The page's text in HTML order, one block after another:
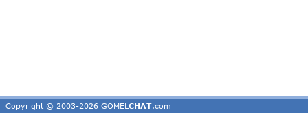
Copyright © 2003-2026 GOMEL CHAT.com